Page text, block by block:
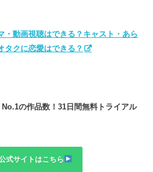
・動画視聴はできる？キャスト・あら
タクに恋愛はできる？
の作品数！31日間無料トライアル
式サイトはこちら